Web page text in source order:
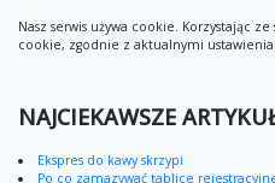
Nasz serwis używa cookie. Korzystając
cookie, zgodnie z aktualnymi
NAJCIEKAWSZE
Ekspres do kawy skrzypi
Po co zamazywać tablice